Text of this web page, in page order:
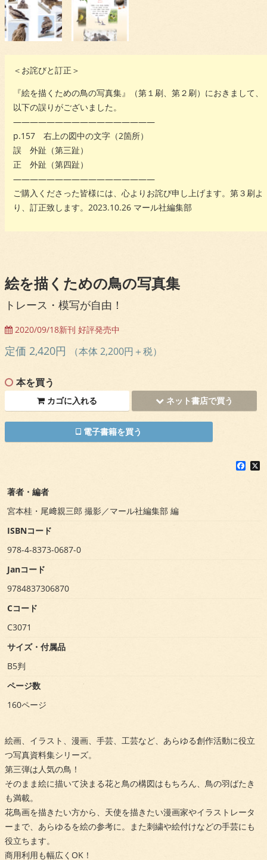
＜お詫びと訂正＞
『絵を描くための鳥の写真集』（第１刷、第２刷）におきまして、
以下の誤りがございました。
―――――――――――――――――
p.157 右上の図中の文字（2箇所）
誤 外趾（第三趾）
正 外趾（第四趾）
―――――――――――――――――
ご購入くださった皆様には、心よりお詫び申し上げます。第３刷よ
り、訂正致します。2023.10.26 マール社編集部
絵を描くための鳥の写真集
トレース・模写が自由！
2020/09/18新刊 好評発売中
定価 2,420円 （本体 2,200円＋税）
本を買う
カゴに入れる ネット書店で買う
電子書籍を買う
著者・編者
宮本桂・尾﨑親三郎 撮影／マール社編集部 編
ISBNコード
978-4-8373-0687-0
Janコード
9784837306870
Cコード
C3071
サイズ・付属品
B5判
ページ数
160ページ
絵画、イラスト、漫画、手芸、工芸など、あらゆる創作活動に役立
つ写真資料集シリーズ。
第三弾は人気の鳥！
そのまま絵に描いて決まる花と鳥の構図はもちろん、鳥の羽ばたき
も満載。
花鳥画を描きたい方から、天使を描きたい漫画家やイラストレータ
ーまで、あらゆるを絵の参考に。また刺繍や絵付けなどの手芸にも
役立ちます。
商用利用も幅広くOK！